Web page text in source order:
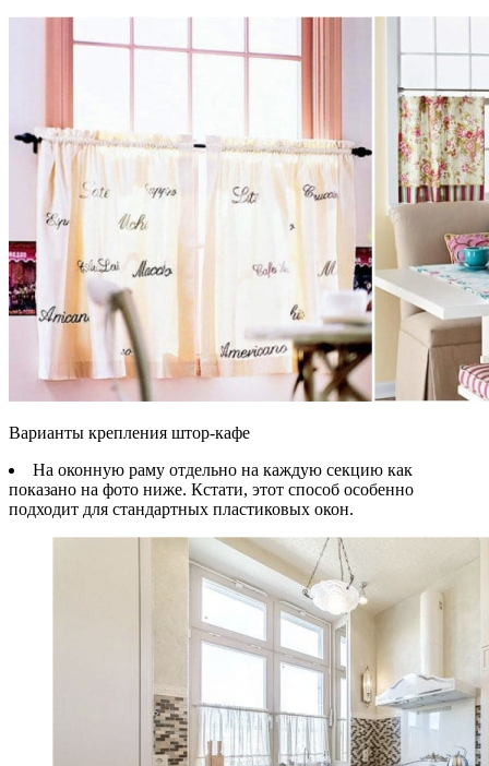
Варианты крепления штор-кафе
На оконную раму отдельно на каждую секцию как
показано на фото ниже. Кстати, этот способ особенно
подходит для стандартных пластиковых окон.